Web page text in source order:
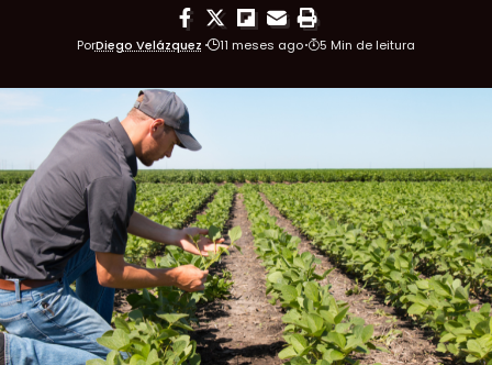
PorDiego Velázquez 11 meses ago 5 Min de leitura